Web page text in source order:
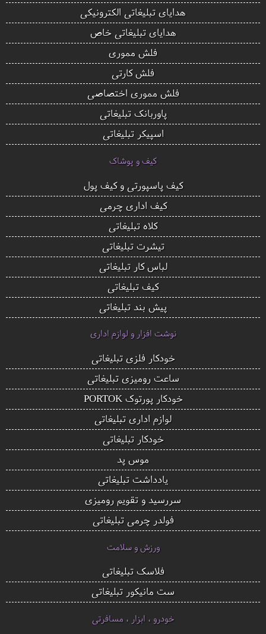
هدایای تبلیغاتی الکترونیکی
هدایای تبلیغاتی خاص
فلش مموری
فلش کارتی
فلش مموری اختصاصی
پاوربانک تبلیغاتی
اسپیکر تبلیغاتی
کیف و پوشاک
کیف پاسپورتی و کیف پول
کیف اداری چرمی
کلاه تبلیغاتی
تیشرت تبلیغاتی
لباس کار تبلیغاتی
کیف تبلیغاتی
پیش بند تبلیغاتی
نوشت افزار و لوازم اداری
خودکار فلزی تبلیغاتی
ساعت رومیزی تبلیغاتی
خودکار پورتوک PORTOK
لوازم اداری تبلیغاتی
خودکار تبلیغاتی
موس پد
یادداشت تبلیغاتی
سررسید و تقویم رومیزی
فولدر چرمی تبلیغاتی
ورزش و سلامت
فلاسک تبلیغاتی
ست مانیکور تبلیغاتی
خودرو ، ابزار ، مسافرتی